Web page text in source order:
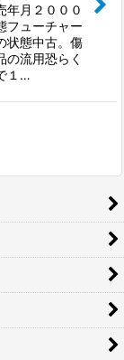
月２０００
フューチャー
状態中古。傷
流用恐らく
１…